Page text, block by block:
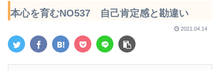
本心を育むNO537 自己肯定感と勘違い
2021.04.14